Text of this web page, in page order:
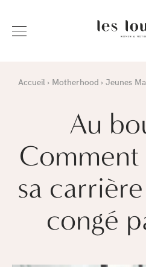
Accueil Motherhood Jeunes
Au
sa
congé